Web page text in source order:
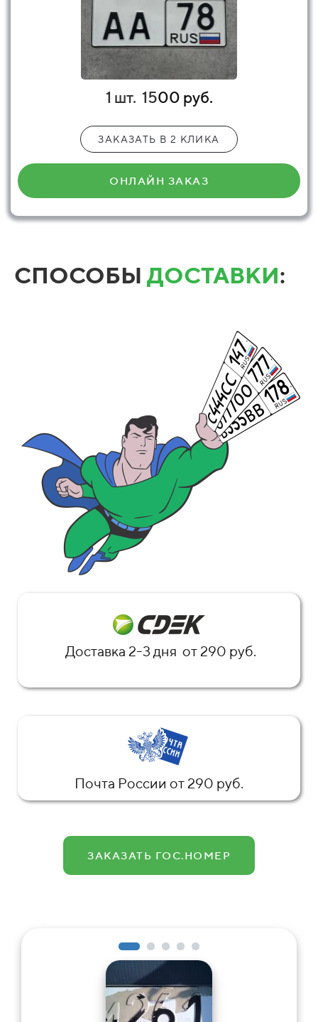
1 шт. 1500 руб.
ЗАКАЗАТЬ В 2 КЛИКА
ОНЛАЙН ЗАКАЗ
СПОСОБЫ ДОСТАВКИ:
Доставка 2-3 дня от 290 руб.
Почта России от 290 руб.
ЗАКАЗАТЬ ГОС.НОМЕР